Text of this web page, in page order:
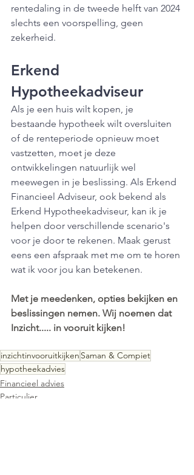
rentedaling in de tweede helft van 2024
slechts een voorspelling, geen
zekerheid.
Erkend
Hypotheekadviseur
Als je een huis wilt kopen, je
bestaande hypotheek wilt oversluiten
of de renteperiode opnieuw moet
vastzetten, moet je deze
ontwikkelingen natuurlijk wel
meewegen in je beslissing. Als Erkend
Financieel Adviseur, ook bekend als
Erkend Hypotheekadviseur, kan ik je
helpen door verschillende scenario's
voor je door te rekenen. Maak gerust
eens een afspraak met me om te horen
wat ik voor jou kan betekenen.
Met je meedenken, opties bekijken en
beslissingen nemen. Wij noemen dat
Inzicht..... in vooruit kijken!
inzichtinvooruitkijken Saman & Compiet
hypotheekadvies
Financieel advies
Particulier